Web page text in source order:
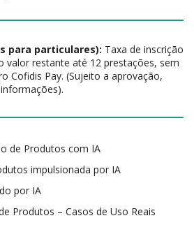
para particulares): Taxa de inscrição
valor restante até 12 prestações, sem
Cofidis Pay. (Sujeito a aprovação,
de Produtos com IA
impulsionada por IA
por IA
Produtos – Casos de Uso Reais